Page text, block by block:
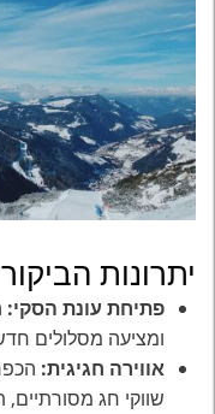
יתרונות
פתיחת עונת הסקי:
ומציעה מסלולים
אווירה חגיגית:
שווקי חג מסורתיים,